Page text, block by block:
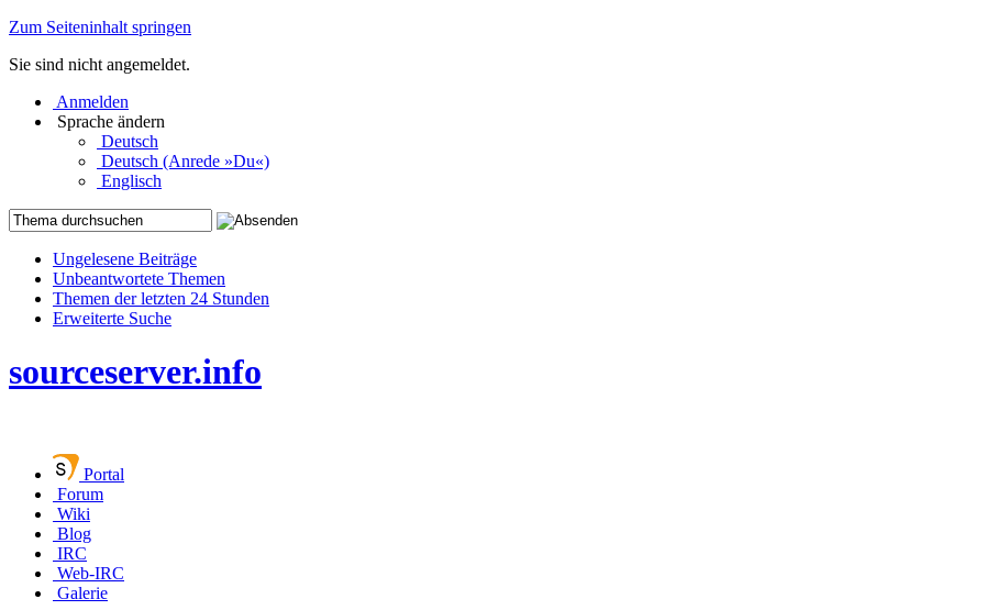
Zum Seiteninhalt springen
Sie sind nicht angemeldet.
Anmelden
Sprache ändern
Deutsch
Deutsch (Anrede »Du«)
Englisch
Ungelesene Beiträge
Unbeantwortete Themen
Themen der letzten 24 Stunden
Erweiterte Suche
sourceserver.info
Portal
Forum
Wiki
Blog
IRC
Web-IRC
Galerie